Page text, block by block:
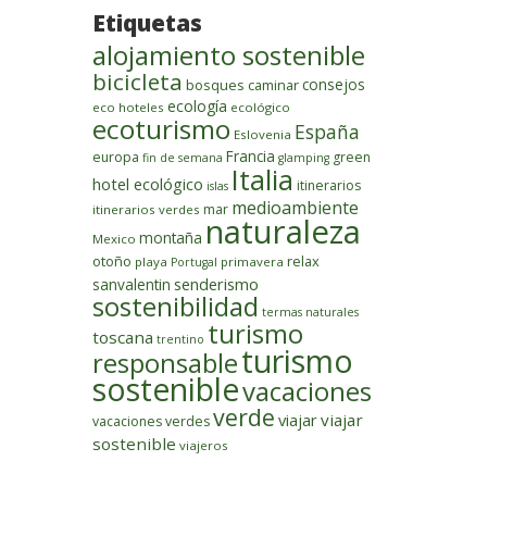
Etiquetas
alojamiento sostenible
bicicleta bosques caminarconsejos
eco hoteles ecología ecológico
ecoturismo Eslovenia España
europa fin de semana Francia glamping green
hotel ecológico islas Italia itinerarios
itinerarios verdes mar medioambiente
Mexico montaña naturaleza
otoño playa Portugal primavera relax
sanvalentin senderismo
sostenibilidad termas naturales
toscana trentino turismo
responsableturismo
sosteniblevacaciones
vacaciones verdesverde viajarviajar
sostenible viajeros